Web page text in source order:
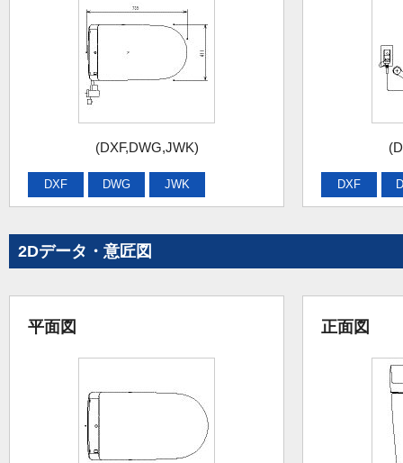
(DXF,DWG,JWK)
DXF DWG JWK DXF
2Dデータ・意匠図
平面図 正面図